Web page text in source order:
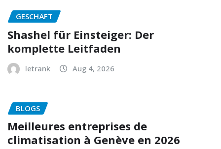
GESCHÄFT
Shashel für Einsteiger: Der
komplette Leitfaden
letrank Aug 4, 2026
BLOGS
Meilleures entreprises de
climatisation à Genève en 2026